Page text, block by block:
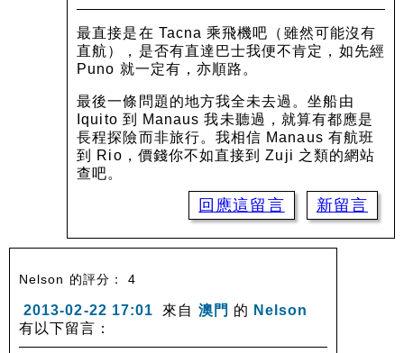
最直接是在 Tacna 乘飛機吧（雖然可能沒有
直航），是否有直達巴士我便不肯定，如先經
Puno 就一定有，亦順路。
最後一條問題的地方我全未去過。坐船由
Iquito 到 Manaus 我未聽過，就算有都應是
長程探險而非旅行。我相信 Manaus 有航班
到 Rio，價錢你不如直接到 Zuji 之類的網站
查吧。
回應這留言 新留言
Nelson 的評分： 4
2013-02-22 17:01 來自 澳門 的 Nelson
有以下留言：